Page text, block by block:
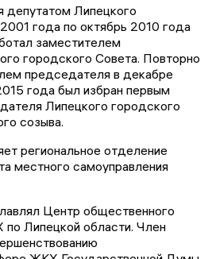
депутатом Липецкого
года по октябрь 2010 года
заместителем
городского Совета. Повторно
председателя в декабре
года был избран первым
Липецкого городского
созыва.
региональное отделение
местного самоуправления
Центр общественного
Липецкой области. Член